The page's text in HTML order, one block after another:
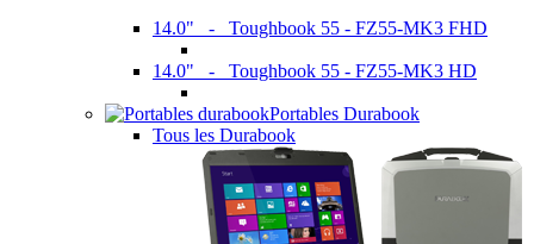
14.0" - Toughbook 55 - FZ55-MK3 FHD
14.0" - Toughbook 55 - FZ55-MK3 HD
Portables Durabook
Tous les Durabook